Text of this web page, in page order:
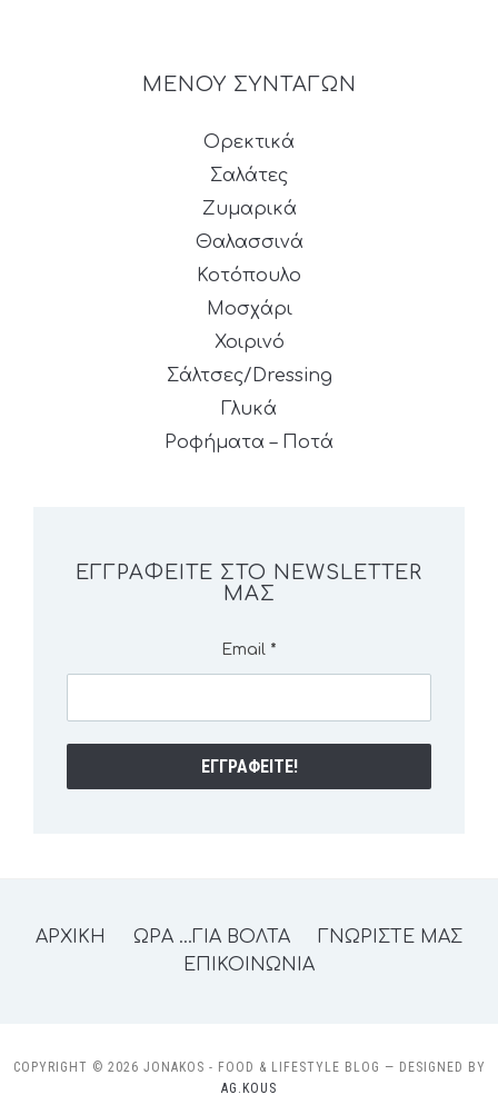
ΜΕΝΟΥ ΣΥΝΤΑΓΩΝ
Ορεκτικά
Σαλάτες
Ζυμαρικά
Θαλασσινά
Κοτόπουλο
Μοσχάρι
Χοιρινό
Σάλτσες/Dressing
Γλυκά
Ροφήματα – Ποτά
ΕΓΓΡΑΦΕΊΤΕ ΣΤΟ NEWSLETTER
ΜΑΣ
Email *
ΑΡΧΙΚΗ ΩΡΑ …ΓΙΑ ΒΟΛΤΑ
ΓΝΩΡΙΣΤΕ ΜΑΣ
ΕΠΙΚΟΙΝΩΝΙΑ
COPYRIGHT © 2026 JONAKOS - FOOD & LIFESTYLE BLOG — DESIGNED BY
AG.KOUS